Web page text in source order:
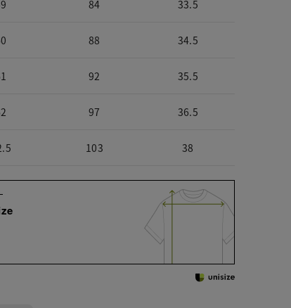
84 33.5
88 34.5
92 35.5
97 36.5
103 38